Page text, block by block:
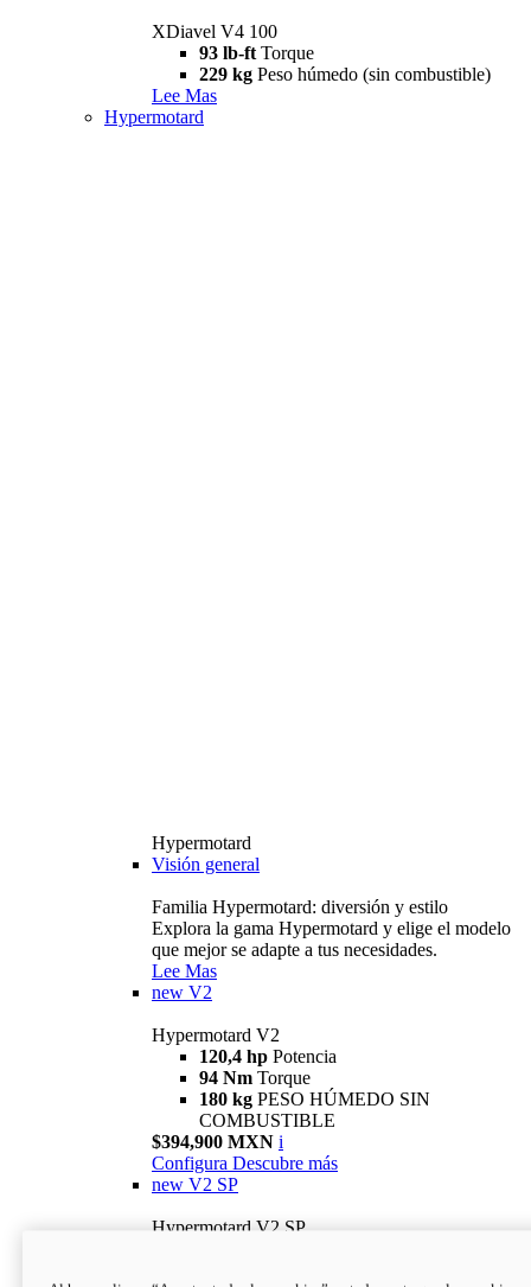
XDiavel V4 100
93 lb-ft Torque
229 kg Peso húmedo (sin combustible)
Lee Mas
Hypermotard
Hypermotard
Visión general
Familia Hypermotard: diversión y estilo
Explora la gama Hypermotard y elige el modelo
que mejor se adapte a tus necesidades.
Lee Mas
new V2
Hypermotard V2
120,4 hp Potencia
94 Nm Torque
180 kg PESO HÚMEDO SIN
COMBUSTIBLE
$394,900 MXN i
Configura Descubre más
new V2 SP
Hypermotard V2 SP